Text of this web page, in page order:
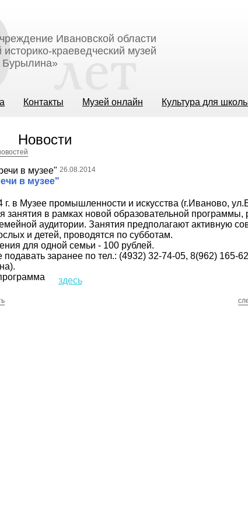
Ивановской области
краеведческий музей
Бурылина»
Контакты Музей онлайн Культура для
Новости
26.08.2014
в музее"
г. в Музее промышленности и искусства (г.Иваново,
занятия в рамках новой образовательной программы,
аудитории. Занятия предполагают активную
и детей, проводятся по субботам.
для одной семьи - 100 рублей.
подавать заранее по тел.: (4932) 32-74-05, 8(962) 165-
здесь